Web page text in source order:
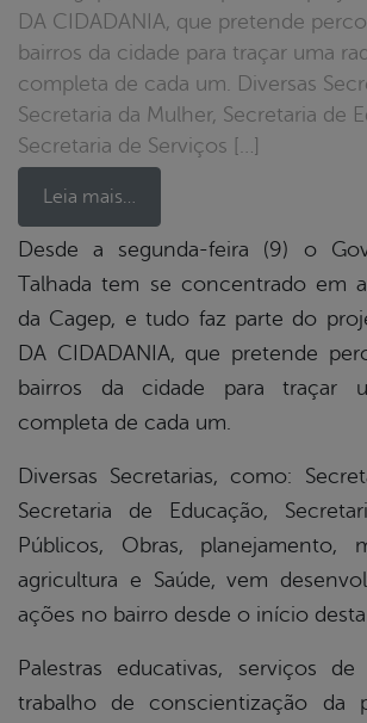
DA CIDADANIA, que pretende
bairros da cidade para traçar uma
completa de cada um. Diversas
Secretaria da Mulher, Secretaria de
Secretaria de Serviços […]
Leia mais…
Desde a segunda-feira (9) o
Talhada tem se concentrado em
da Cagep, e tudo faz parte do
DA CIDADANIA, que pretende
bairros da cidade para traçar
completa de cada um.
Diversas Secretarias, como:
Secretaria de Educação,
Públicos, Obras, planejamento,
agricultura e Saúde, vem
ações no bairro desde o início
Palestras educativas, serviços
trabalho de conscientização da